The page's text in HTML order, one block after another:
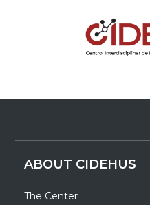
ABOUT CIDEHUS
The Center